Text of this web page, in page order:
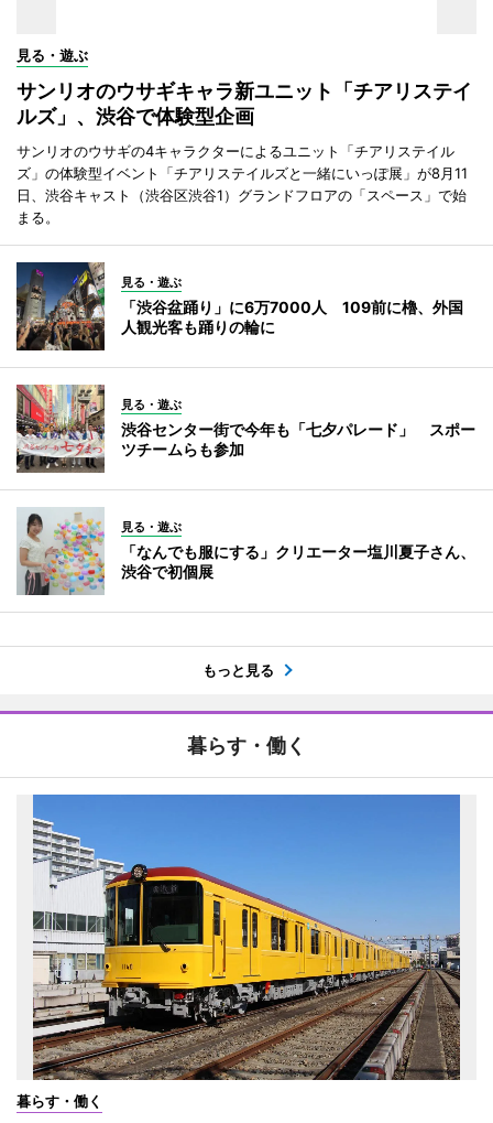
見る・遊ぶ
サンリオのウサギキャラ新ユニット「チアリステイ
ルズ」、渋谷で体験型企画
サンリオのウサギの4キャラクターによるユニット「チアリステイル
ズ」の体験型イベント「チアリステイルズと一緒にいっぽ展」が8月11
日、渋谷キャスト（渋谷区渋谷1）グランドフロアの「スペース」で始
まる。
見る・遊ぶ
「渋谷盆踊り」に6万7000人 109前に櫓、外国
人観光客も踊りの輪に
見る・遊ぶ
渋谷センター街で今年も「七夕パレード」 スポー
ツチームらも参加
見る・遊ぶ
「なんでも服にする」クリエーター塩川夏子さん、
渋谷で初個展
もっと見る
暮らす・働く
暮らす・働く